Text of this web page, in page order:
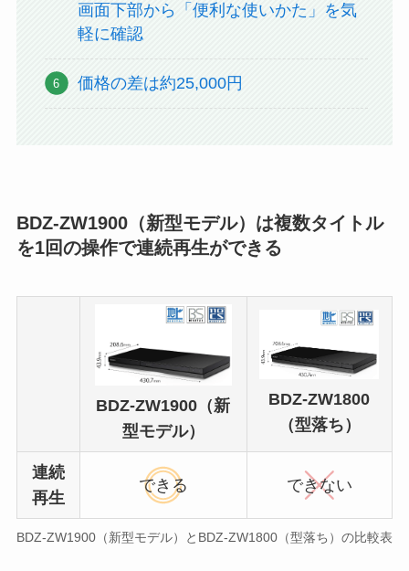
画面下部から「便利な使いかた」を気
軽に確認
価格の差は約25,000円
BDZ-ZW1900（新型モデル）は複数タイトル
を1回の操作で連続再生ができる
BDZ-ZW1900（新
型モデル）
BDZ-ZW1800
（型落ち）
連続
再生
できる できない
BDZ-ZW1900（新型モデル）とBDZ-ZW1800（型落ち）の比較表